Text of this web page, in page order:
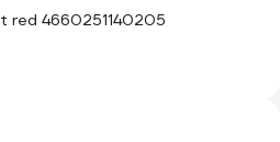
red 4660251140205